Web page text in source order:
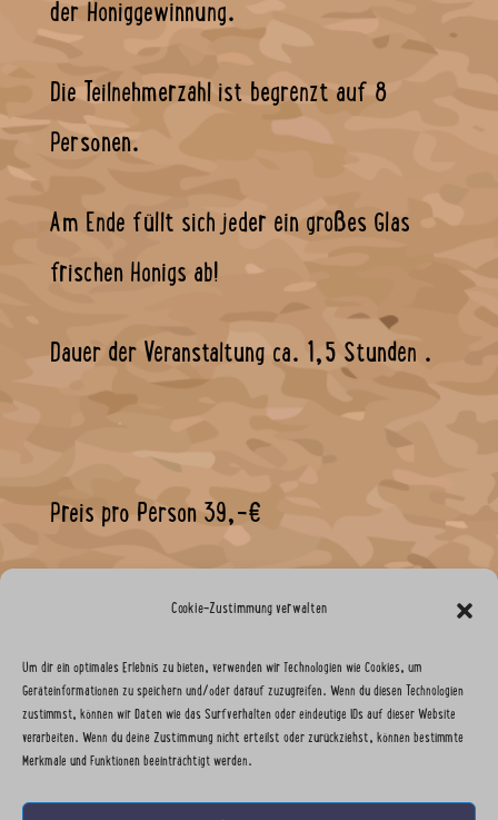
Cookie-Zustimmung verwalten
Um dir ein optimales Erlebnis zu bieten, verwenden wir Technologien wie Cookies, um
Geräteinformationen zu speichern und/oder darauf zuzugreifen. Wenn du diesen Technologien
zustimmst, können wir Daten wie das Surfverhalten oder eindeutige IDs auf dieser Website
verarbeiten. Wenn du deine Zustimmung nicht erteilst oder zurückziehst, können bestimmte
Merkmale und Funktionen beeinträchtigt werden.
der Honiggewinnung.
Die Teilnehmerzahl ist begrenzt auf 8
Personen.
Am Ende füllt sich jeder ein großes Glas
frischen Honigs ab!
Dauer der Veranstaltung ca. 1,5 Stunden .
Preis pro Person 39,-€